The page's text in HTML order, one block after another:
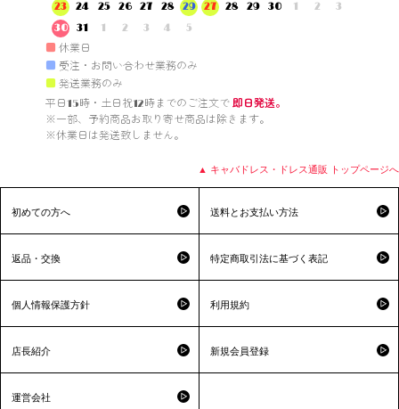
23
24 25 26 27 28
29
30
31 1 2 3 4 5
27
28 29 30 1 2 3
■ 休業日
■ 受注・お問い合わせ業務のみ
■ 発送業務のみ
平日15時・土日祝12時までのご注文で 即日発送。
※一部、予約商品お取り寄せ商品は除きます。
※休業日は発送致しません。
▲ キャバドレス・ドレス通販 トップページへ
初めての方へ 送料とお支払い方法
返品・交換 特定商取引法に基づく表記
個人情報保護方針 利用規約
店長紹介 新規会員登録
運営会社